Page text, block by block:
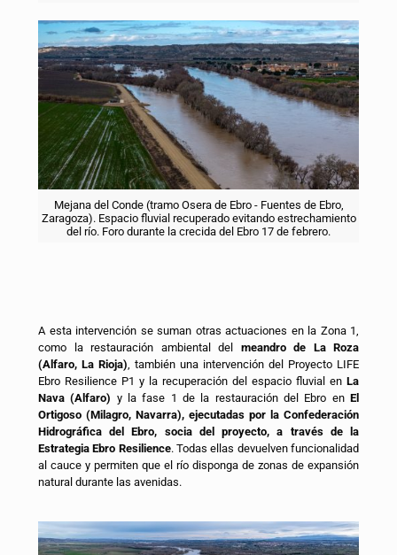
Mejana del Conde (tramo Osera de Ebro - Fuentes de Ebro,
Zaragoza). Espacio fluvial recuperado evitando estrechamiento
del río. Foro durante la crecida del Ebro 17 de febrero.
A esta intervención se suman otras actuaciones en la Zona 1,
como la restauración ambiental del meandro de La Roza
(Alfaro, La Rioja) , también una intervención del Proyecto LIFE
Ebro Resilience P1 y la recuperación del espacio fluvial en La
Nava (Alfaro) y la fase 1 de la restauración del Ebro enEl
Ortigoso (Milagro, Navarra), ejecutadas por la Confederación
Hidrográfica del Ebro, socia del proyecto, a través de la
Estrategia Ebro Resilience. Todas ellas devuelven funcionalidad
al cauce y permiten que el río disponga de zonas de expansión
natural durante las avenidas.